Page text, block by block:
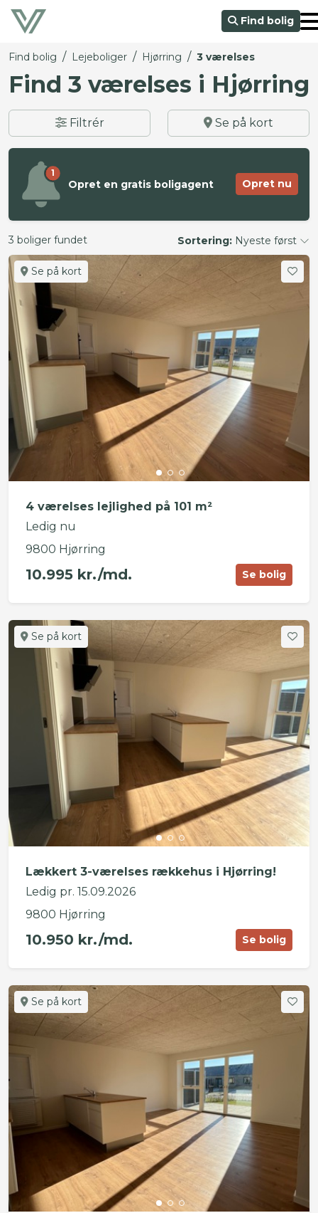
Find bolig
Find bolig / Lejeboliger / Hjørring / 3 værelses
Find 3 værelses i Hjørring
Filtrér Se på kort
1
Opret en gratis boligagent Opret nu
3 boliger fundet Sortering: Nyeste først
Se på kort
4 værelses lejlighed på 101 m²
Ledig nu
9800 Hjørring
10.995 kr./md. Se bolig
Se på kort
Lækkert 3-værelses rækkehus i Hjørring!
Ledig pr. 15.09.2026
9800 Hjørring
10.950 kr./md. Se bolig
Se på kort